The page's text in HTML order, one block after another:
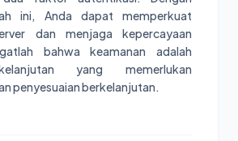
ini, Anda dapat memperkuat
dan menjaga kepercayaan
bahwa keamanan adalah
yang memerlukan
penyesuaian berkelanjutan.